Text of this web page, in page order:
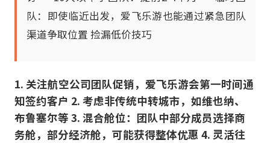
队：即使临近出发，爱飞乐游也能通过紧急团队
渠道争取位置 捡漏低价技巧
1. 关注航空公司团队促销，爱飞乐游会第一时间通
知签约客户 2. 考虑非传统中转城市，如维也纳、
布鲁塞尔等 3. 混合舱位：团队中部分成员选择商
务舱，部分经济舱，可能获得整体优惠 4. 灵活往